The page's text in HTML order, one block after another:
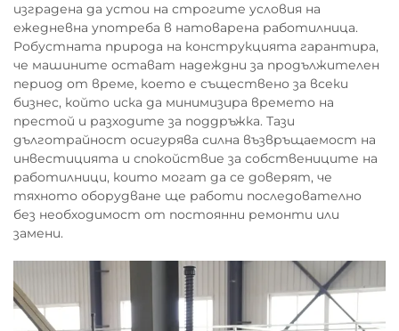
изградена да устои на строгите условия на
ежедневна употреба в натоварена работилница.
Робустната природа на конструкцията гарантира,
че машините остават надеждни за продължителен
период от време, което е съществено за всеки
бизнес, който иска да минимизира времето на
престой и разходите за поддръжка. Тази
дълготрайност осигурява силна възвръщаемост на
инвестицията и спокойствие за собствениците на
работилници, които могат да се доверят, че
тяхното оборудване ще работи последователно
без необходимост от постоянни ремонти или
замени.